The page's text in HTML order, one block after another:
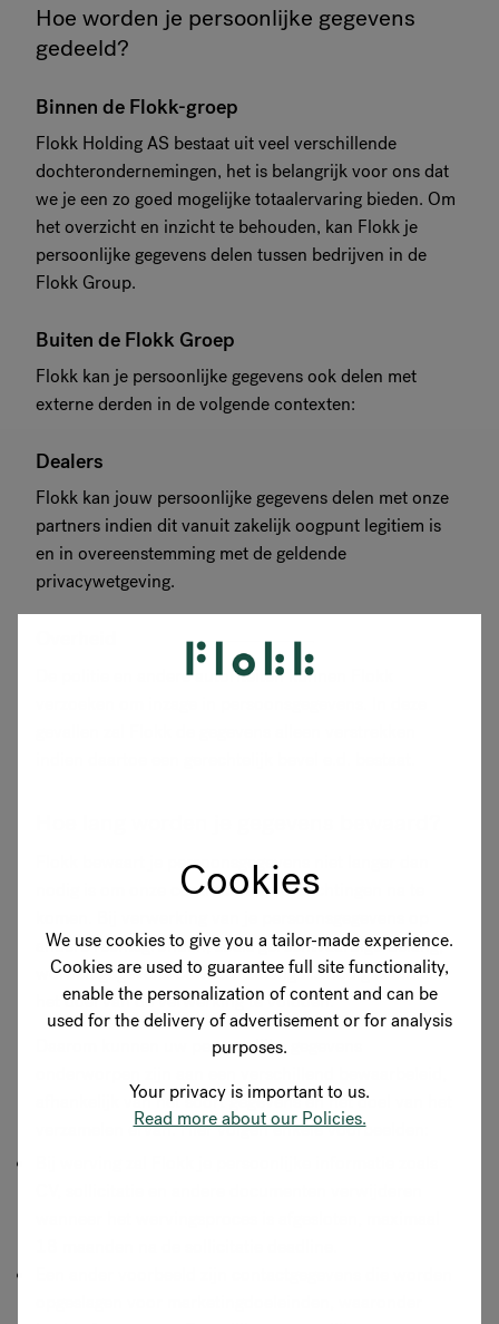
Cookies
We use cookies to give you a tailor-made experience.
Cookies are used to guarantee full site functionality,
enable the personalization of content and can be
used for the delivery of advertisement or for analysis
purposes.
Your privacy is important to us.
Read more about our Policies.
Hoe worden je persoonlijke gegevens
gedeeld?
Binnen de Flokk-groep
Flokk Holding AS bestaat uit veel verschillende
dochterondernemingen, het is belangrijk voor ons dat
we je een zo goed mogelijke totaalervaring bieden. Om
het overzicht en inzicht te behouden, kan Flokk je
persoonlijke gegevens delen tussen bedrijven in de
Flokk Group.
Buiten de Flokk Groep
Flokk kan je persoonlijke gegevens ook delen met
externe derden in de volgende contexten:
Dealers
Flokk kan jouw persoonlijke gegevens delen met onze
partners indien dit vanuit zakelijk oogpunt legitiem is
en in overeenstemming met de geldende
privacywetgeving.
De politie en andere autoriteiten kunnen Flokk
Flokk bewaart je persoonsgegevens niet langer dan
nodig is om onze contractuele verplichtingen na te
andere rechtsgronden, zoals gerechtvaardigd belang,
worden gegevens bewaard zolang als nodig is om aan
het doel van de verwerking te voldoen.
Daarom kunnen uw persoonlijke gegevens
afhankelijk van het soort gegevens en het doel van het
verzamelen ervan. Hier volgen enkele voorbeelden: